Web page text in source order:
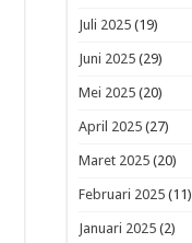
Juli 2025 (19)
Juni 2025 (29)
Mei 2025 (20)
April 2025 (27)
Maret 2025 (20)
Februari 2025 (11)
Januari 2025 (2)